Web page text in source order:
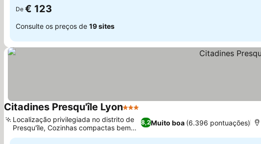
De € 123
Consulte os preços de 19 sites
Citadines Presqu'île Lyon3 Estrelas
8,2Muito boa (6.396 pontuações)
Localização privilegiada no distrito de
Presqu'île, Cozinhas compactas bem
equipadas